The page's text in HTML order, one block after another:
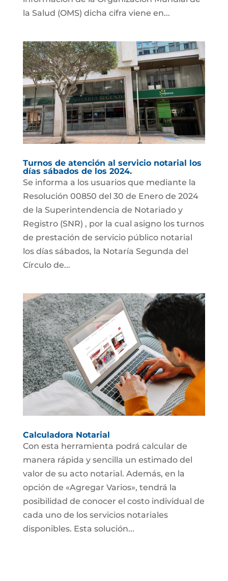
la Salud (OMS) dicha cifra viene en...
Turnos de atención al servicio notarial los
días sábados de los 2024.
Se informa a los usuarios que mediante la
Resolución 00850 del 30 de Enero de 2024
de la Superintendencia de Notariado y
Registro (SNR) , por la cual asigno los turnos
de prestación de servicio público notarial
los días sábados, la Notaría Segunda del
Círculo de...
Calculadora Notarial
Con esta herramienta podrá calcular de
manera rápida y sencilla un estimado del
valor de su acto notarial. Además, en la
opción de «Agregar Varios», tendrá la
posibilidad de conocer el costo individual de
cada uno de los servicios notariales
disponibles. Esta solución...